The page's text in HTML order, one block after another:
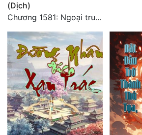
Xây Dựng Thế Lực
Đam Mỹ
Đẹp
Đẹp Hiệp
Tính Cách Nhân Vật :
Cơ Trí
(Dịch)
Chương 1581: Ngoại truyện 1 (9)